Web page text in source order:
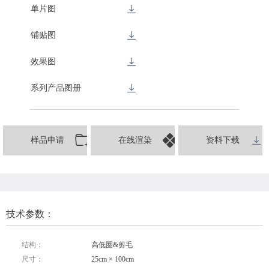
单片图
铺贴图
效果图
系列产品图册
样品申请 在线渲染 资料下载
技术参数：
结构：
高低圈&剪毛
尺寸：
25cm × 100cm